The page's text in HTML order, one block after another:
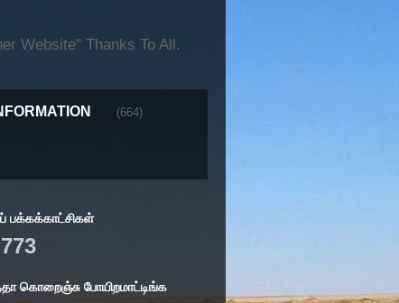
Website" Thanks To All.
(664)
பக்கக்காட்சிகள்
கொறைஞ்சு போயிறமாட்டிங்க